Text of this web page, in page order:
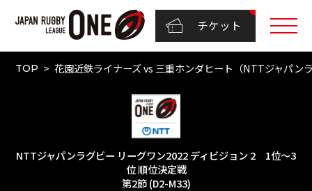
チケット
TOP 花園近鉄ライナーズ vs 三重ホンダヒート（NTTジャパ
NTTジャパンラグビー リーグワン2022 ディビジョン 2 1位〜3
位 順位決定戦
第2節 (D2-M33)